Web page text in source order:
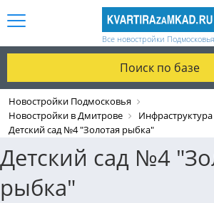
Все новостройки Подмосковья
Поиск по базе
Новостройки Подмосковья
Новостройки в Дмитрове
Инфраструктура
Детский сад №4 "Золотая рыбка"
Детский сад №4
рыбка"